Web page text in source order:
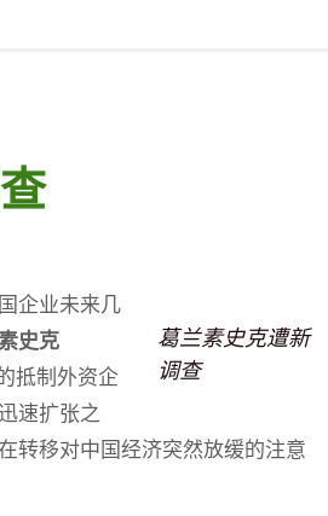
葛兰素史克遭新
调查
企业未来几
史克
抵制外资企
速扩张之
转移对中国经济突然放缓的注意